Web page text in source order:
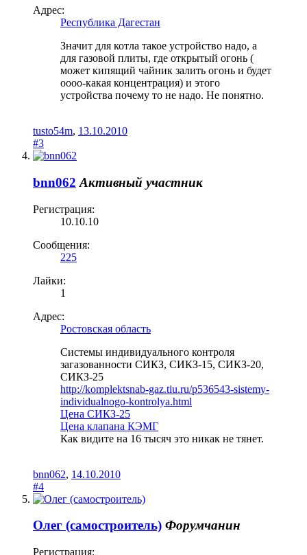
Адрес:
Республика Дагестан
Значит для котла такое устройство надо, а
для газовой плиты, где открытый огонь (
может кипящий чайник залить огонь и будет
оооо-какая концентрация) и этого
устройства почему то не надо. Не понятно.
tusto54m, 13.10.2010
#3
bnn062 Активный участник
Регистрация:
10.10.10
Сообщения:
225
Лайки:
1
Адрес:
Ростовская область
Системы индивидуального контроля
загазованности СИКЗ, СИКЗ-15, СИКЗ-20,
СИКЗ-25
http://komplektsnab-gaz.tiu.ru/p536543-sistemy-
individualnogo-kontrolya.html
Цена СИКЗ-25
Цена клапана КЭМГ
Как видите на 16 тысяч это никак не тянет.
bnn062, 14.10.2010
#4
Олег (самостроитель) Форумчанин
Регистрация: